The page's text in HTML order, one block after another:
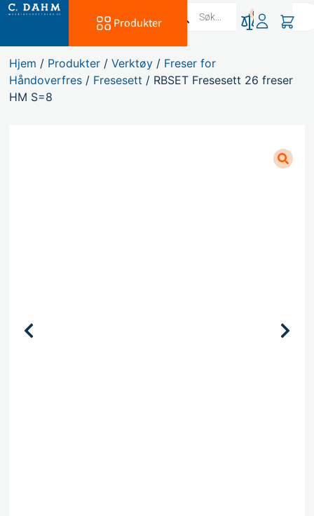
Produkter
0
Hjem / Produkter /Verktøy / Freser for
Håndoverfres / Fresesett / RBSET Fresesett 26 freser
HM S=8